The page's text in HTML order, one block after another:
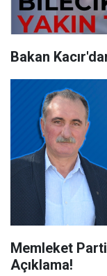
Bakan
Memleket
Açıklama!